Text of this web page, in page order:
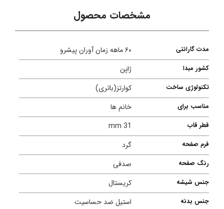
مشخصات محصول
مدت گارانتی ۶۰ ماهه زمان آوران پیشرو
کشور مبدا ژاپن
تکنولوژی ساخت کوارتز(باتری)
مناسب برای خانم ها
قطر قاب 31 mm
فرم صفحه گرد
رنگ صفحه صدفی
جنس شیشه کریستال
جنس بدنه استیل ضد حساسیت